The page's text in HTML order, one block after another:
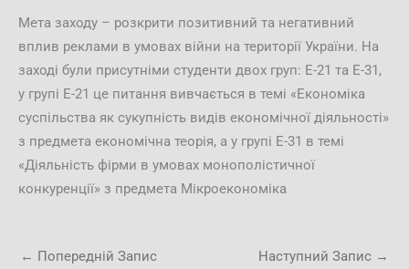
Мета заходу – розкрити позитивний та негативний
вплив реклами в умовах війни на території України. На
заході були присутніми студенти двох груп: Е-21 та Е-31,
у групі Е-21 це питання вивчається в темі «Економіка
суспільства як сукупність видів економічної діяльності»
з предмета економічна теорія, а у групі Е-31 в темі
«Діяльність фірми в умовах монополістичної
конкуренції» з предмета Мікроекономіка
← Попередній Запис Наступний Запис →